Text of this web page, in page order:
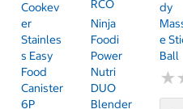
Cookev
Er
Stainles
S Easy
Food
Canister
6P
RCO
Ninja
Foodi
Power
Nutri
DUO
Blender
Dy
E
Ball
★
★